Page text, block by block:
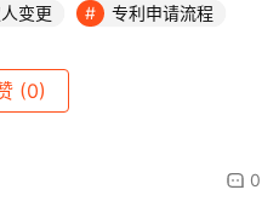
变更 专利申请流程
(0)
0